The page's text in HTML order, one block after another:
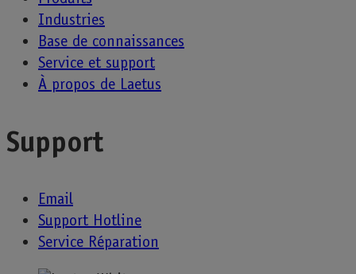
Industries
Base de connaissances
Service et support
À propos de Laetus
Support
Email
Support Hotline
Service Réparation